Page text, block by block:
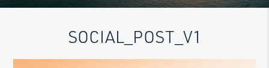
SOCIAL_POST_V1